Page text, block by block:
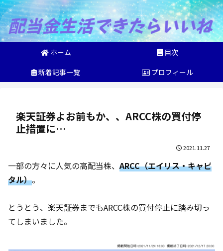
ホーム
目次
新着記事一覧
プロフィール
楽天証券よお前もか、、ARCC株の買付停
止措置に…
2021.11.27
一部の方々に人気の高配当株、 ARCC（エイリス・キャピ
タル）。
とうとう、楽天証券までもARCC株の買付停止に踏み切っ
てしまいました。